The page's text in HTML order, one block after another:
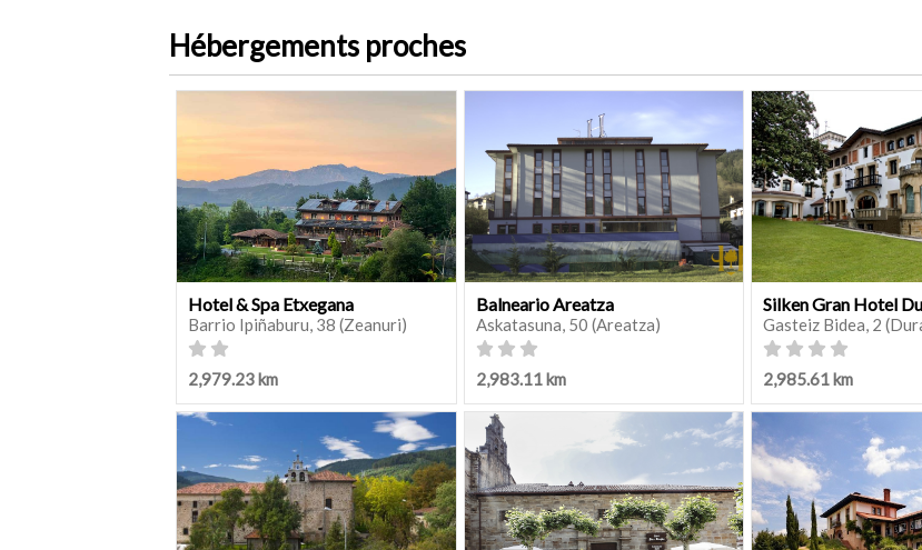
Hébergements proches
Hotel & Spa Etxegana
Barrio Ipiñaburu, 38 (Zeanuri)
2,979.23 km
Balneario Areatza
Askatasuna, 50 (Areatza)
2,983.11 km
Silken Gran Hotel
Gasteiz Bidea, 2
2,985.61 km